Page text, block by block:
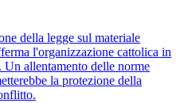
della legge sul materiale
l'organizzazione cattolica in
allentamento delle norme
la protezione della